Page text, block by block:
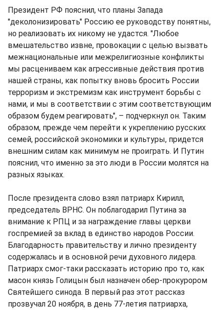
Президент РФ пояснил, что планы Запада
"деколонизировать" Россию ее руководству понятны,
но реализовать их никому не удастся. "Любое
вмешательство извне, провокации с целью вызвать
межнациональные или межрелигиозные конфликты
мы расцениваем как агрессивные действия против
нашей страны, как попытку вновь бросить России
терроризм и экстремизм как инструмент борьбы с
нами, и мы в соответствии с этим соответствующим
образом будем реагировать", – подчеркнул он. Таким
образом, прежде чем перейти к укреплению русских
семей, российской экономики и культуры, придется
внешним силам как минимум не проиграть. И Путин
пояснил, что именно за это люди в России молятся на
разных языках.
После президента слово взял патриарх Кирилл,
председатель ВРНС. Он поблагодарил Путина за
внимание к РПЦ и за награждение главы церкви
госпремией за вклад в единство народов России.
Благодарность правительству и лично президенту
содержалась и в основной речи духовного лидера.
Патриарх смог-таки рассказать историю про то, как
масон князь Голицын был назначен обер-прокурором
Святейшего синода. В первый раз этот рассказ
прозвучал 20 ноября, в день 77-летия патриарха,